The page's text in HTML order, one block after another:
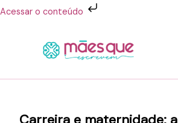
Acessar o conteúdo
Ir